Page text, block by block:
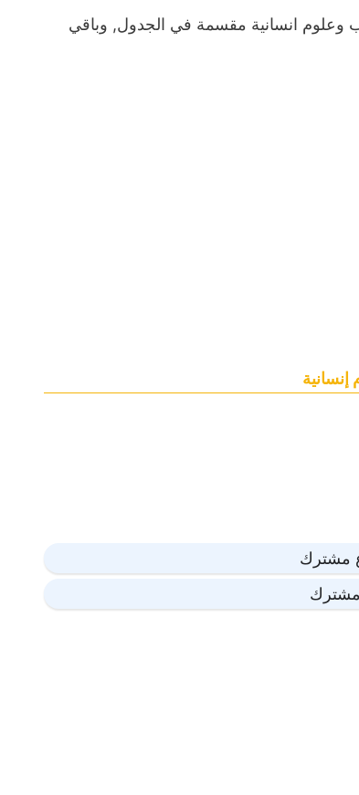
وعلوم انسانية مقسمة في الجدول, وباقي
مشترك
مشترك